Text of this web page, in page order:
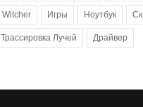
Witcher Игры Ноутбук
Трассировка Лучей Драйвер